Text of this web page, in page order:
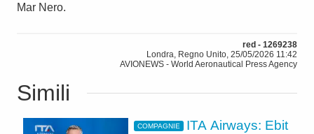
Mar Nero.
red - 1269238
Londra, Regno Unito, 25/05/2026 11:42
AVIONEWS - World Aeronautical Press Agency
Simili
COMPAGNIE
ITA Airways: Ebit